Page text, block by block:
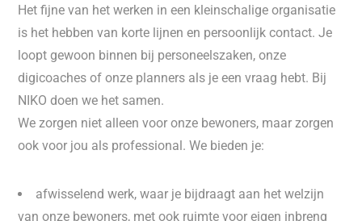
Het fijne van het werken in een kleinschalige organisatie
is het hebben van korte lijnen en persoonlijk contact. Je
loopt gewoon binnen bij personeelszaken, onze
digicoaches of onze planners als je een vraag hebt. Bij
NIKO doen we het samen.
We zorgen niet alleen voor onze bewoners, maar zorgen
ook voor jou als professional. We bieden je:
afwisselend werk, waar je bijdraagt aan het welzijn
van onze bewoners, met ook ruimte voor eigen inbreng